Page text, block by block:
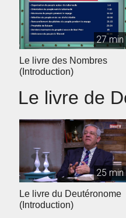
27 min
Le livre des Nombres
(Introduction)
Le livre de
25 min
Le livre du Deutéronome
(Introduction)